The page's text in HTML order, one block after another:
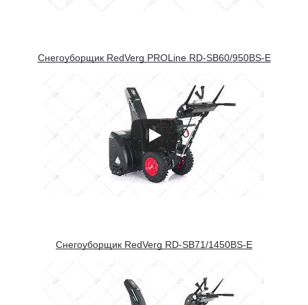
Снегоуборщик RedVerg PROLine RD-SB60/950BS-E
Снегоуборщик RedVerg RD-SB71/1450BS-E